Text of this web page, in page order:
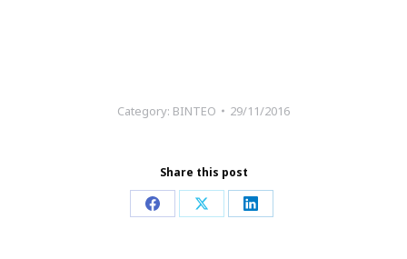
Category: ΒΙΝΤΕΟ 29/11/2016
Share this post
Share Share Share